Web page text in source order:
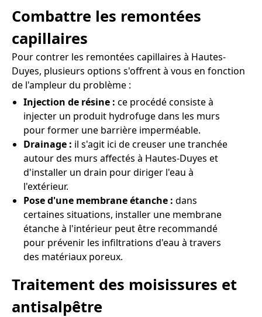
Combattre les remontées
capillaires
Pour contrer les remontées capillaires à Hautes-
Duyes, plusieurs options s'offrent à vous en fonction
de l'ampleur du problème :
Injection de résine : ce procédé consiste à
injecter un produit hydrofuge dans les murs
pour former une barrière imperméable.
Drainage : il s'agit ici de creuser une tranchée
autour des murs affectés à Hautes-Duyes et
d'installer un drain pour diriger l'eau à
l'extérieur.
Pose d'une membrane étanche : dans
certaines situations, installer une membrane
étanche à l'intérieur peut être recommandé
pour prévenir les infiltrations d'eau à travers
des matériaux poreux.
Traitement des moisissures et
antisalpêtre